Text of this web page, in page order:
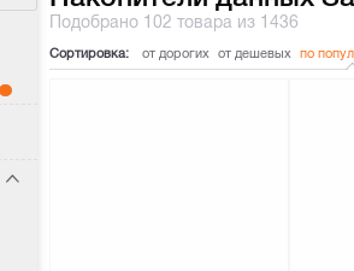
Подобрано 102 товара из 1436
Сортировка: от дорогих от дешевых по